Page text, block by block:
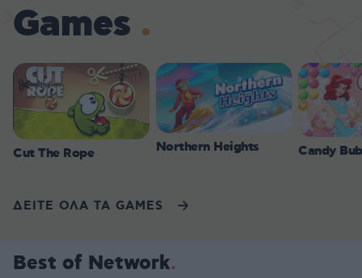
Games
Cut The Rope Northern Heights Candy
ΔΕΙΤΕ ΟΛΑ ΤΑ GAMES
Best of Network